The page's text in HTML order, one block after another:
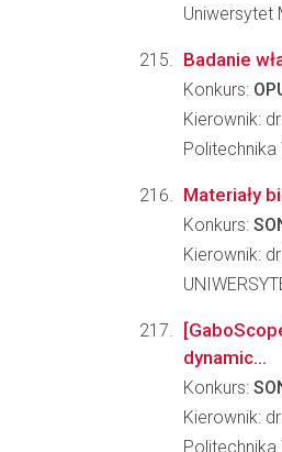
Uniwersytet
Badanie
Konkurs:
Kierownik:
Politechnika
Materiały
Konkurs:
Kierownik:
dynamic...
Konkurs:
Kierownik:
Politechnika